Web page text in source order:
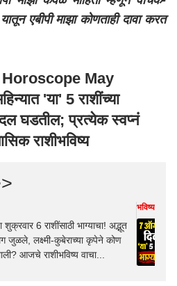
एबीपी माझा कोणताही दावा करत
May
'या' 5 राशींच्या
घडतील; प्रत्येक स्वप्नं
राशीभविष्य
6 राशींसाठी भाग्याचा! अद्भूत
जुळले, लक्ष्मी-कुबेराच्या कृपेने कोण
आजचे राशीभविष्य वाचा...
भविष्य